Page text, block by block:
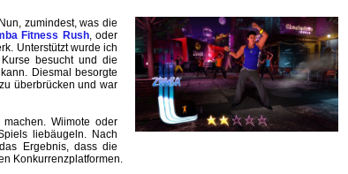
zumindest, was die
Fitness Rush, oder
Unterstützt wurde ich
besucht und die
Diesmal besorgte
überbrücken und war
Wiimote oder
liebäugeln. Nach
Ergebnis, dass die
Konkurrenzplatformen.